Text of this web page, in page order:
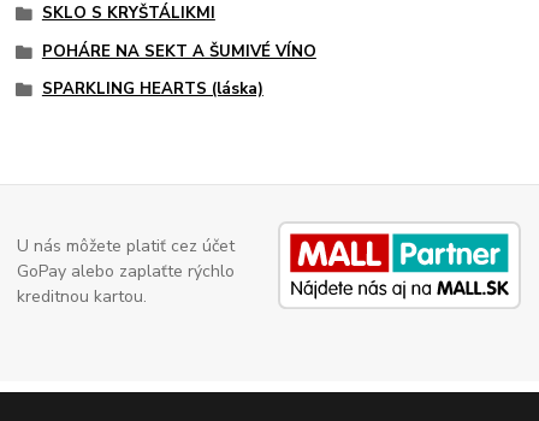
SKLO S KRYŠTÁLIKMI
POHÁRE NA SEKT A ŠUMIVÉ VÍNO
SPARKLING HEARTS (láska)
U nás môžete platiť cez účet
GoPay alebo zaplaťte rýchlo
kreditnou kartou.